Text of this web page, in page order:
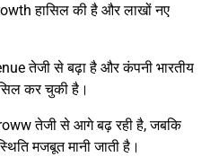
हासिल की है और लाखों नए
तेजी से बढ़ा है और कंपनी भारतीय
कर चुकी है।
तेजी से आगे बढ़ रही है, जबकि
मजबूत मानी जाती है।